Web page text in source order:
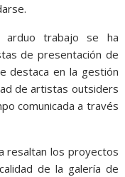
trabajo se ha
de presentación de
destaca en la gestión
de artistas outsiders
comunicada a través
resaltan los proyectos
de la galería de